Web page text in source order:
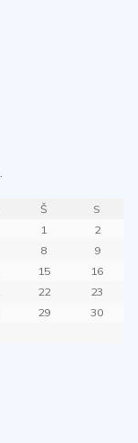
Š
S
1
2
8
9
15
16
22
23
29
30